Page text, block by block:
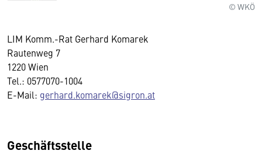
© WKÖ
LIM Komm.-Rat Gerhard Komarek
Rautenweg 7
1220 Wien
Tel.: 0577070-1004
E-Mail: gerhard.komarek@sigron.at
Geschäftsstelle